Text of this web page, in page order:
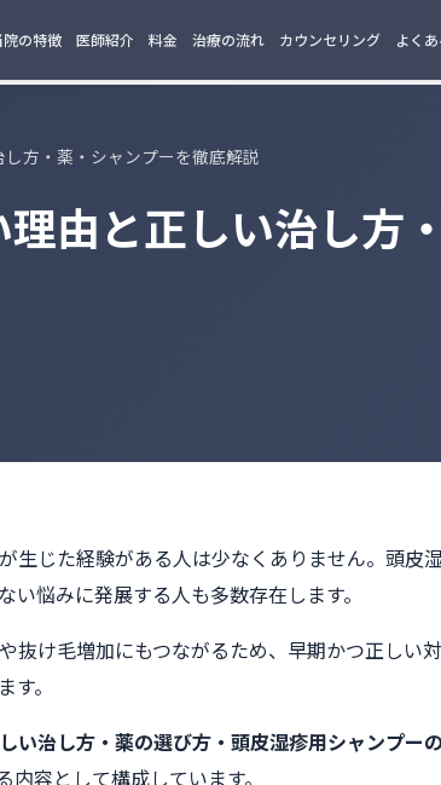
院の特徴 医師紹介 料金 治療の流れ カウンセリング よく
方・薬・シャンプーを徹底解説
由と正しい治し方
生じた経験がある人は少なくありません。頭皮
悩みに発展する人も多数存在します。
抜け毛増加にもつながるため、早期かつ正しい
す。
い治し方・薬の選び方・頭皮湿疹用シャンプー
容として構成しています。